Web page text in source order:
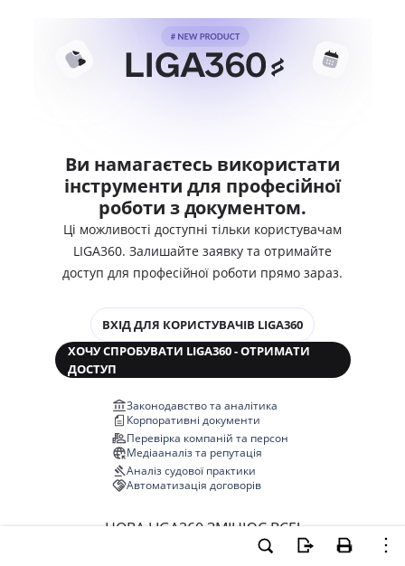
Ви намагаєтесь використати
інструменти для професійної
роботи з документом.
Ці можливості доступні тільки користувачам
LIGA360. Залишайте заявку та отримайте
доступ для професійної роботи прямо зараз.
ВХІД ДЛЯ КОРИСТУВАЧІВ LIGA360
ХОЧУ СПРОБУВАТИ LIGA360 - ОТРИМАТИ
ДОСТУП
Законодавство та аналітика
Корпоративні документи
Перевірка компаній та персон
Медіааналіз та репутація
Аналіз судової практики
Автоматизація договорів
НОВА LIGA360 ЗМІНЮЄ ВСЕ!